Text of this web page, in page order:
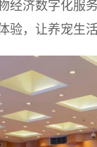
经济数字化服
验，让养宠生